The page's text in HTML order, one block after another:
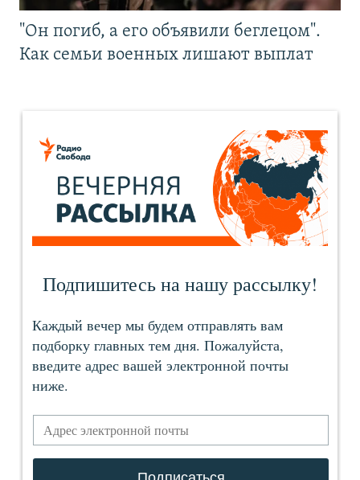
"Он погиб, а его объявили беглецом".
Как семьи военных лишают выплат